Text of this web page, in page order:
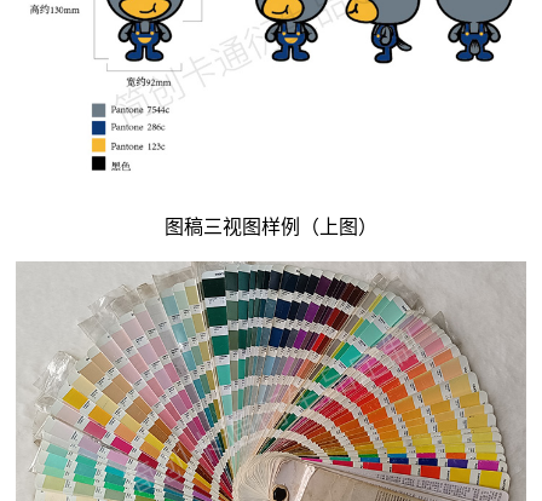
图稿三视图样例（上图）